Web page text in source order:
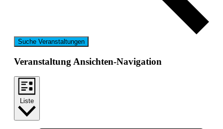
Suche Veranstaltungen
Veranstaltung Ansichten-Navigation
Liste